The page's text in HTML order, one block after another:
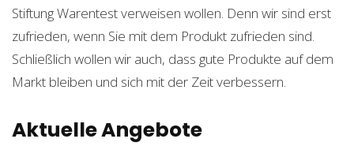
Stiftung Warentest verweisen wollen. Denn wir sind erst
zufrieden, wenn Sie mit dem Produkt zufrieden sind.
Schließlich wollen wir auch, dass gute Produkte auf dem
Markt bleiben und sich mit der Zeit verbessern.
Aktuelle Angebote